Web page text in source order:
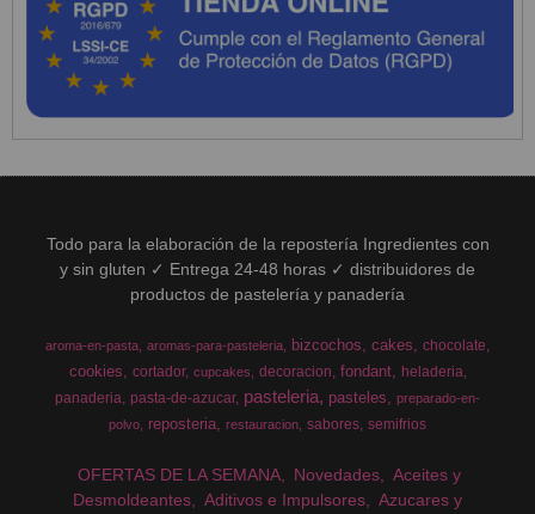
Todo para la elaboración de la repostería Ingredientes con
y sin gluten ✓ Entrega 24-48 horas ✓ distribuidores de
productos de pastelería y panadería
aroma-en-pasta aromas-para-pasteleria bizcochos cakes chocolate
cookies cortador cupcakes decoracion fondant
heladeria
panaderia pasta-de-azucar pasteleria pasteles
preparado-en-
polvo
reposteria restauracion sabores semifrios
OFERTAS DE LA SEMANA Novedades
Aceites y
Desmoldeantes
Aditivos e Impulsores
Azucares y